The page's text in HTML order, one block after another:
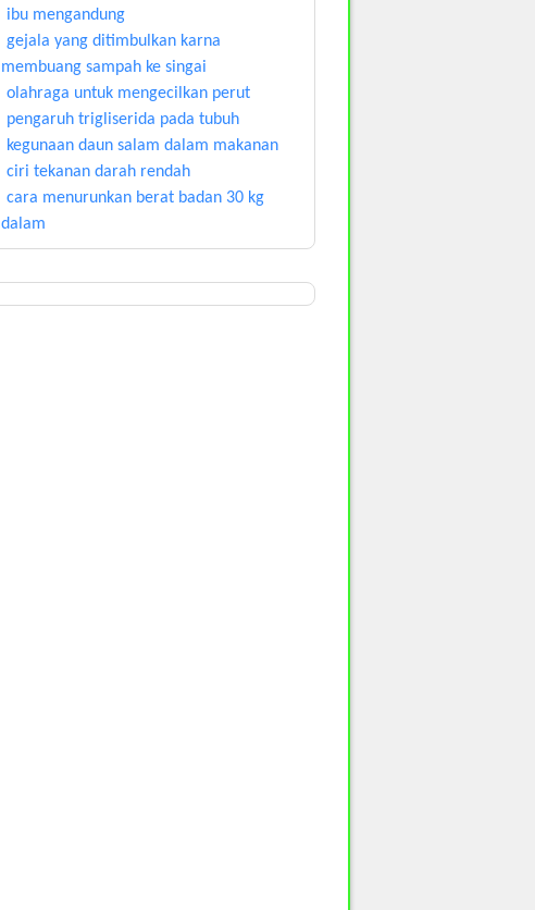
ibu mengandung
gejala yang ditimbulkan karna
membuang sampah ke singai
olahraga untuk mengecilkan perut
pengaruh trigliserida pada tubuh
kegunaan daun salam dalam makanan
ciri tekanan darah rendah
cara menurunkan berat badan 30 kg
dalam